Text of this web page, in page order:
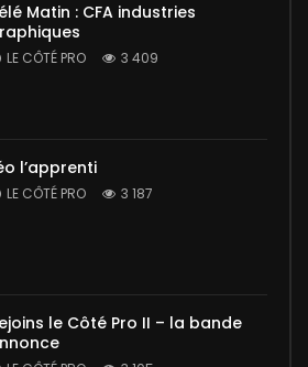
Matin : CFA industries
LE CÔTÉ PRO 3 409
l’apprenti
LE CÔTÉ PRO 3 187
le Côté Pro II – la bande